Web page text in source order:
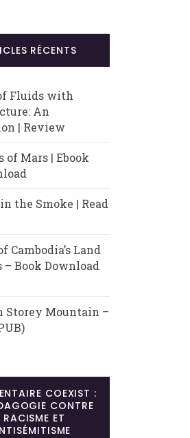
RÉCENTS
Fluids with
An
| Review
of Mars | Ebook
the Smoke | Read
Cambodia’s Land
– Book Download
Storey Mountain –
COEXIST :
CONTRE
RACISME ET